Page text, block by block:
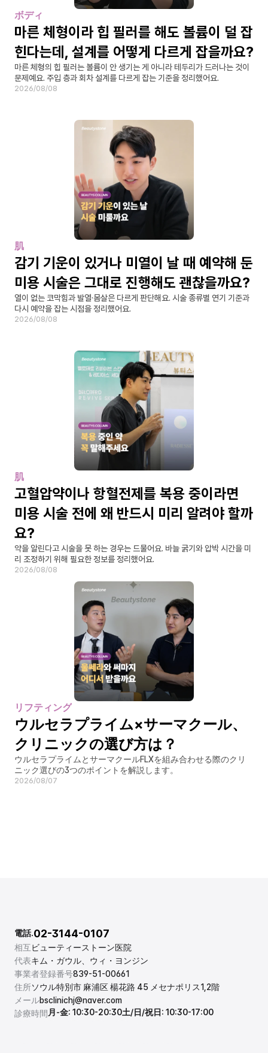
ボディ
마른 체형이라 힙 필러를 해도 볼륨이 덜 잡
힌다는데, 설계를 어떻게 다르게 잡을까요?
마른 체형의 힙 필러는 볼륨이 안 생기는 게 아니라 테두리가 드러나는 것이
문제예요. 주입 층과 회차 설계를 다르게 잡는 기준을 정리했어요.
2026/08/08
肌
감기 기운이 있거나 미열이 날 때 예약해 둔
미용 시술은 그대로 진행해도 괜찮을까요?
열이 없는 코막힘과 발열·몸살은 다르게 판단해요. 시술 종류별 연기 기준과
다시 예약을 잡는 시점을 정리했어요.
2026/08/08
肌
고혈압약이나 항혈전제를 복용 중이라면
미용 시술 전에 왜 반드시 미리 알려야 할까
요?
약을 알린다고 시술을 못 하는 경우는 드물어요. 바늘 굵기와 압박 시간을 미
리 조정하기 위해 필요한 정보를 정리했어요.
2026/08/08
リフティング
ウルセラプライム×サーマクール、
クリニックの選び方は？
ウルセラプライムとサーマクールFLXを組み合わせる際のクリ
ニック選びの3つのポイントを解説します。
2026/08/07
相互ビューティーストーン医院
代表キム・ガウル、ウィ・ヨンジン
事業者登録番号839-51-00661
住所ソウル特別市 麻浦区 楊花路 45 メセナポリス1,2階
メールbsclinichj@naver.com
診療時間 月-金: 10:30-20:30土/日/祝日: 10:30-17:00
電話.02-3144-0107